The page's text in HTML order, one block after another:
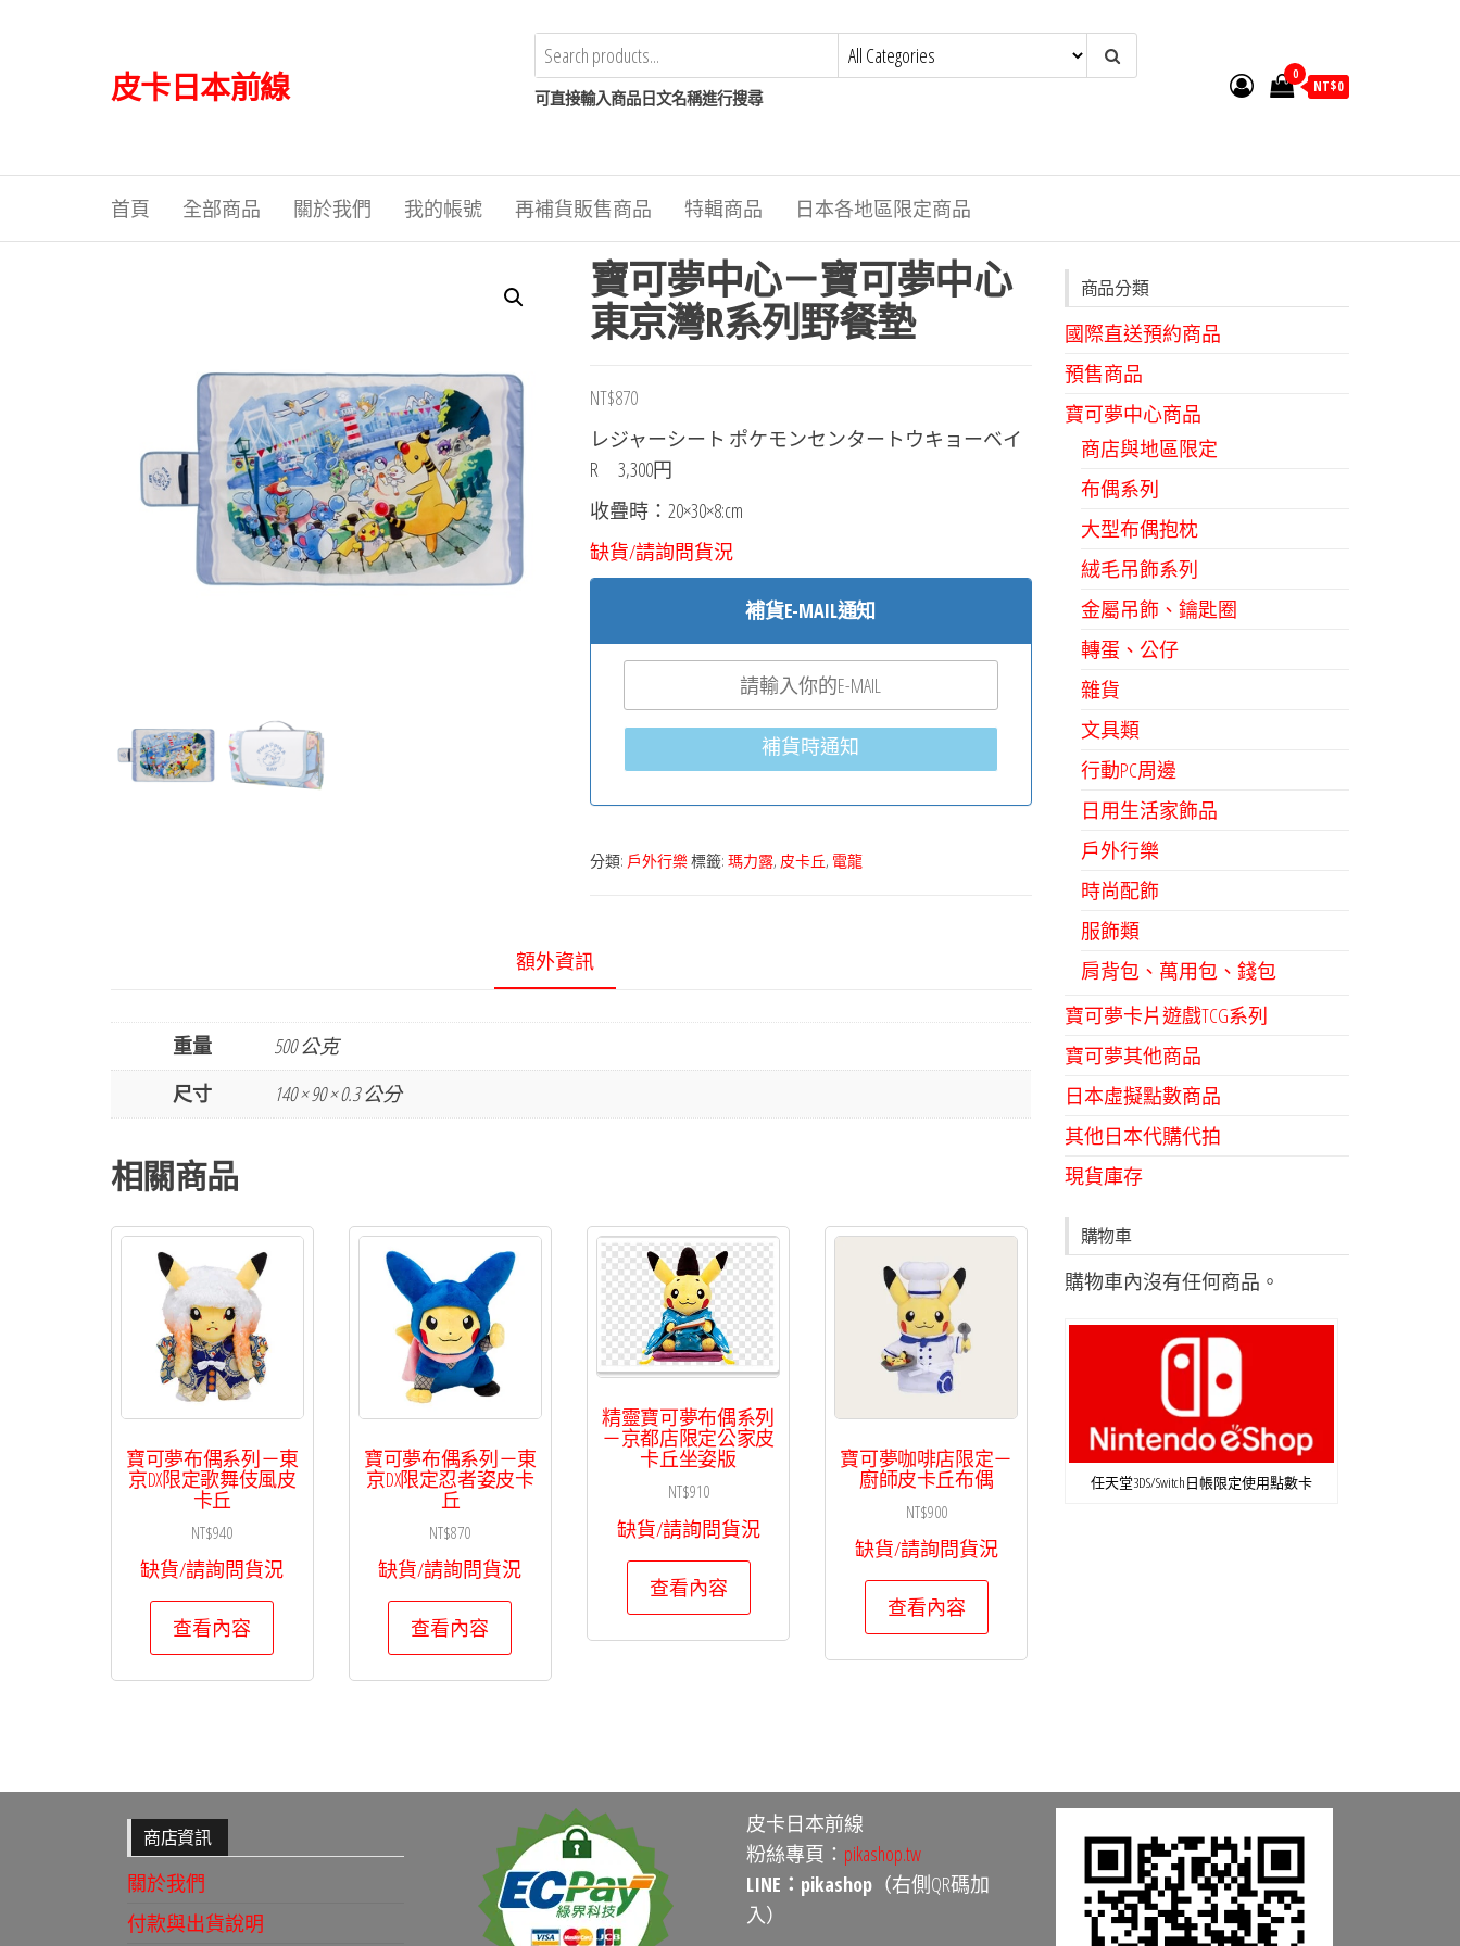
皮卡日本前線 可直接輸入商品日文名稱進行搜尋
0
NT$0
首頁 全部商品 關於我們 我的帳號 再補貨販售商品 特輯商品 日本各地區限定商品
寶可夢中心－寶可夢中心
東京灣R系列野餐墊
NT$870
レジャーシート ポケモンセンタートウキョーベイ
R 3,300円
收疊時：20×30×8:cm
缺貨/請詢問貨況
補貨E-MAIL通知
補貨時通知
分類: 戶外行樂標籤: 瑪力露, 皮卡丘, 電龍
額外資訊
重量
500 公克
尺寸
140 × 90 × 0.3 公分
相關商品
寶可夢布偶系列－東
京DX限定歌舞伎風皮
卡丘
NT$940
缺貨/請詢問貨況
查看內容
寶可夢布偶系列－東
京DX限定忍者姿皮卡
丘
NT$870
缺貨/請詢問貨況
查看內容
精靈寶可夢布偶系列
－京都店限定公家皮
卡丘坐姿版
NT$910
缺貨/請詢問貨況
查看內容
寶可夢咖啡店限定－
廚師皮卡丘布偶
NT$900
缺貨/請詢問貨況
查看內容
商品分類
國際直送預約商品
預售商品
寶可夢中心商品
商店與地區限定
布偶系列
大型布偶抱枕
絨毛吊飾系列
金屬吊飾、鑰匙圈
轉蛋、公仔
雜貨
文具類
行動PC周邊
日用生活家飾品
戶外行樂
時尚配飾
服飾類
肩背包、萬用包、錢包
寶可夢卡片遊戲TCG系列
寶可夢其他商品
日本虛擬點數商品
其他日本代購代拍
現貨庫存
購物車
購物車內沒有任何商品。
任天堂3DS/Switch日帳限定使用點數卡
商店資訊
關於我們
付款與出貨說明
皮卡日本前線
粉絲專頁： pikashop.tw
LINE：pikashop （右側QR碼加
入）